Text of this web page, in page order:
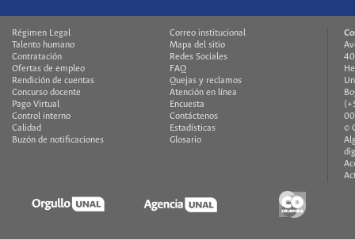
Régimen Legal
Talento humano
Contratación
Ofertas de empleo
Rendición de cuentas
Concurso docente
Pago Virtual
Control interno
Calidad
Buzón de notificaciones
Correo institucional
Mapa del sitio
Redes Sociales
FAQ
Quejas y reclamos
Atención en línea
Encuesta
Contáctenos
Estadísticas
Glosario
©